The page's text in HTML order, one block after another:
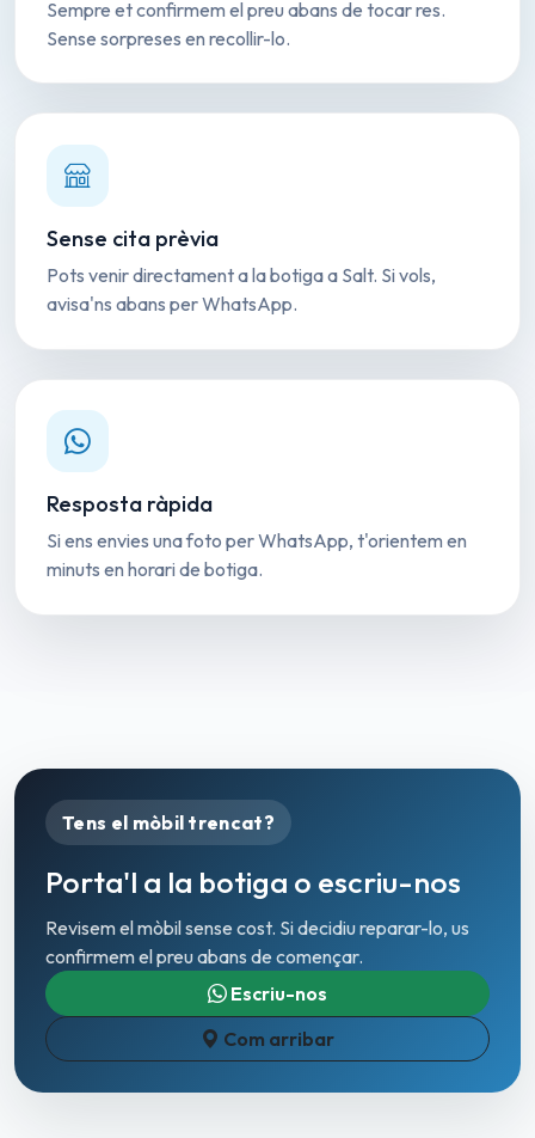
Sempre et confirmem el preu abans de tocar res.
Sense sorpreses en recollir-lo.
Sense cita prèvia
Pots venir directament a la botiga a Salt. Si vols,
avisa'ns abans per WhatsApp.
Resposta ràpida
Si ens envies una foto per WhatsApp, t'orientem en
minuts en horari de botiga.
Tens el mòbil trencat?
Porta'l a la botiga o escriu-nos
Revisem el mòbil sense cost. Si decidiu reparar-lo, us
confirmem el preu abans de començar.
Escriu-nos
Com arribar